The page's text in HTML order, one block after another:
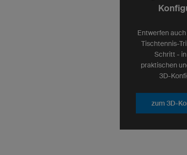
Entwerfen
Tischtennis-
Schritt -
praktischen
3D-
zum 3D-